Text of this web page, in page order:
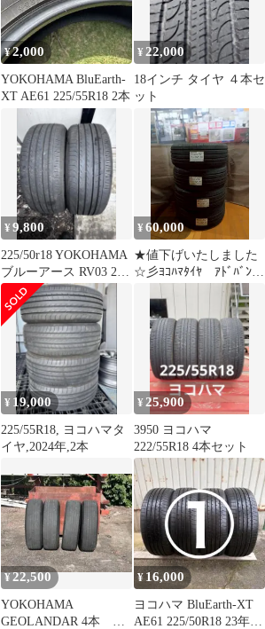
¥2,000
YOKOHAMA BluEarth-
XT AE61 225/55R18 2本
¥22,000
18インチ タイヤ ４本セ
ット
¥9,800
225/50r18 YOKOHAMA
ブルーアース RV03 2本
セット
¥60,000
★値下げいたしました
☆彡ﾖｺﾊﾏﾀｲﾔ ｱﾄﾞﾊﾞﾝ
dB V552 225/45R18
2021年製 4本ｾｯﾄ ★
オク035
¥ 19,000
225/55R18, ヨコハマタ
イヤ,2024年,2本
¥ 25,900
3950 ヨコハマ
222/55R18 4本セット
¥22,500
YOKOHAMA
GEOLANDAR 4本 新
¥ 16,000
ヨコハマ BluEarth-XT
AE61 225/50R18 23年製